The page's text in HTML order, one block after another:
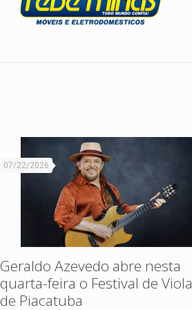
07/22/2026
Geraldo Azevedo abre nesta
quarta-feira o Festival de Viola
de Piacatuba